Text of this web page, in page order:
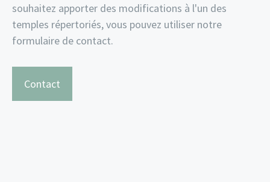
souhaitez apporter des modifications à l'un des
temples répertoriés, vous pouvez utiliser notre
formulaire de contact.
Contact